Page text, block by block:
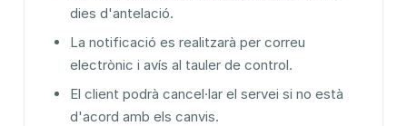
dies d'antelació.
La notificació es realitzarà per correu
electrònic i avís al tauler de control.
El client podrà cancel·lar el servei si no està
d'acord amb els canvis.